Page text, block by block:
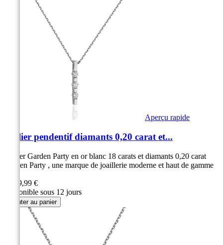
Aperçu rapide
Collier pendentif diamants 0,20 carat et...
Collier Garden Party en or blanc 18 carats et diamants 0,20 carat
Garden Party , une marque de joaillerie moderne et haut de gamme
1 299,99 €
Disponible sous 12 jours
Ajouter au panier